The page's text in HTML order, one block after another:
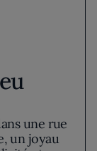
une rue
un joyau